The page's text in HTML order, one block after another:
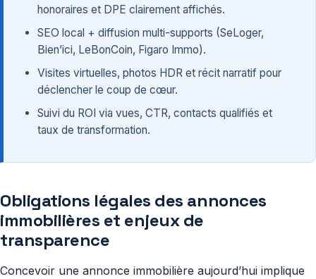
honoraires et DPE clairement affichés.
SEO local + diffusion multi-supports (SeLoger,
Bien’ici, LeBonCoin, Figaro Immo).
Visites virtuelles, photos HDR et récit narratif pour
déclencher le coup de cœur.
Suivi du ROI via vues, CTR, contacts qualifiés et
taux de transformation.
Obligations légales des annonces
immobilières et enjeux de
transparence
Concevoir une annonce immobilière aujourd’hui implique